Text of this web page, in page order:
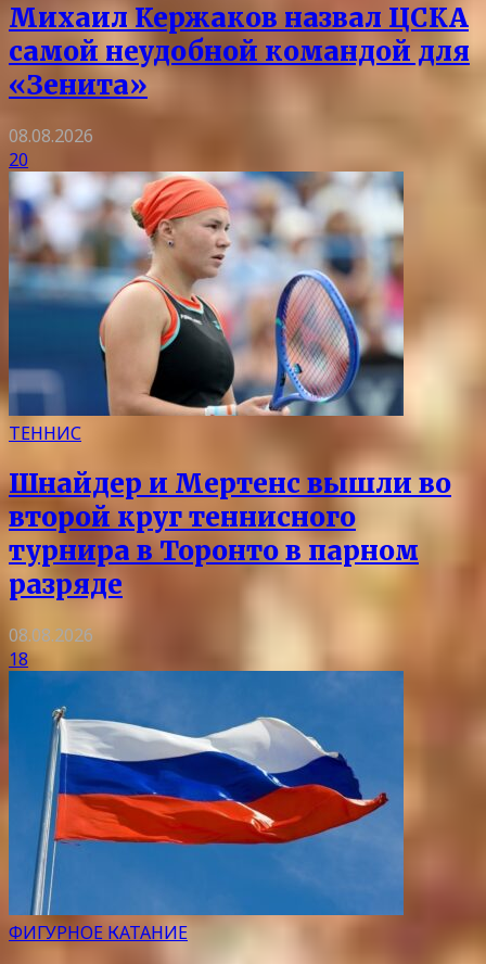
Михаил Кержаков назвал ЦСКА
самой неудобной командой для
«Зенита»
08.08.2026
20
ТЕННИС
Шнайдер и Мертенс вышли во
второй круг теннисного
турнира в Торонто в парном
разряде
08.08.2026
18
ФИГУРНОЕ КАТАНИЕ